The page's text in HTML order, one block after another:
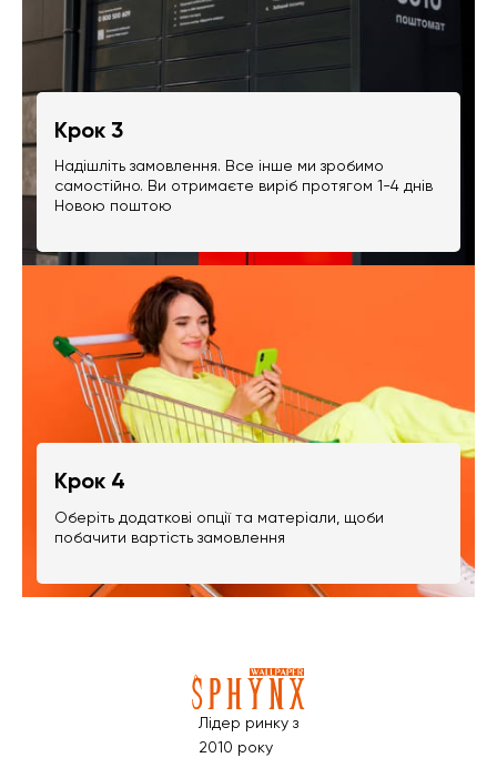
Крок 3
Надішліть замовлення. Все інше ми зробимо
самостійно. Ви отримаєте виріб протягом 1-4 днів
Новою поштою
Крок 4
Оберіть додаткові опції та матеріали, щоби
побачити вартість замовлення
Лідер ринку з
2010 року